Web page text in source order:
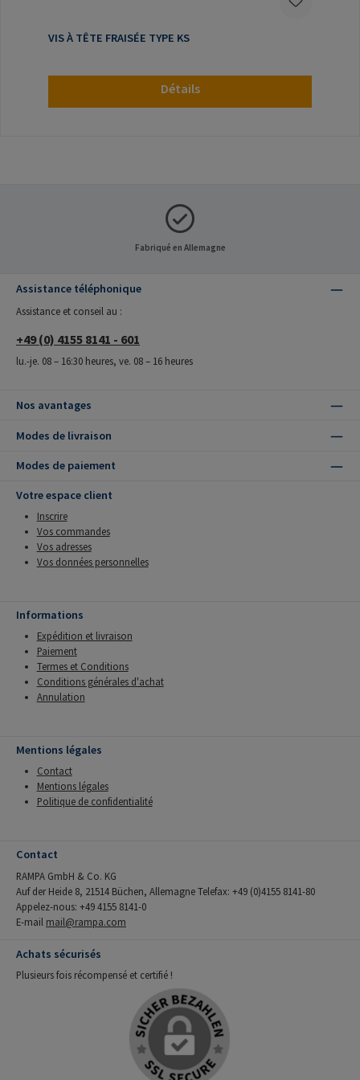
VIS À TÊTE FRAISÉE TYPE KS
Détails
Fabriqué en Allemagne
Assistance téléphonique
Assistance et conseil au :
+49 (0) 4155 8141 - 601
lu.-je. 08 – 16:30 heures, ve. 08 – 16 heures
Nos avantages
Modes de livraison
Modes de paiement
Votre espace client
Inscrire
Vos commandes
Vos adresses
Vos données personnelles
Informations
Expédition et livraison
Paiement
Termes et Conditions
Conditions générales d'achat
Annulation
Mentions légales
Contact
Mentions légales
Politique de confidentialité
Contact
RAMPA GmbH & Co. KG
Auf der Heide 8, 21514 Büchen, Allemagne Telefax: +49 (0)4155 8141-80
Appelez-nous: +49 4155 8141-0
E-mail mail@rampa.com
Achats sécurisés
Plusieurs fois récompensé et certifié !